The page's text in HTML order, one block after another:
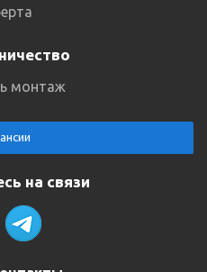
монтаж
на связи